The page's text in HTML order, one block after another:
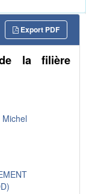
Export PDF
la filière
Michel